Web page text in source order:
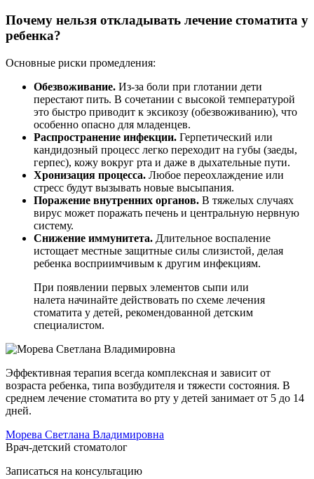
Почему нельзя откладывать лечение стоматита у
ребенка?
Основные риски промедления:
Обезвоживание. Из-за боли при глотании дети
перестают пить. В сочетании с высокой температурой
это быстро приводит к эксикозу (обезвоживанию), что
особенно опасно для младенцев.
Распространение инфекции. Герпетический или
кандидозный процесс легко переходит на губы (заеды,
герпес), кожу вокруг рта и даже в дыхательные пути.
Хронизация процесса. Любое переохлаждение или
стресс будут вызывать новые высыпания.
Поражение внутренних органов. В тяжелых случаях
вирус может поражать печень и центральную нервную
систему.
Снижение иммунитета. Длительное воспаление
истощает местные защитные силы слизистой, делая
ребенка восприимчивым к другим инфекциям.
При появлении первых элементов сыпи или
налета начинайте действовать по схеме лечения
стоматита у детей, рекомендованной детским
специалистом.
Эффективная терапия всегда комплексная и зависит от
возраста ребенка, типа возбудителя и тяжести состояния. В
среднем лечение стоматита во рту у детей занимает от 5 до 14
дней.
Морева Светлана Владимировна
Врач-детский стоматолог
Записаться на консультацию